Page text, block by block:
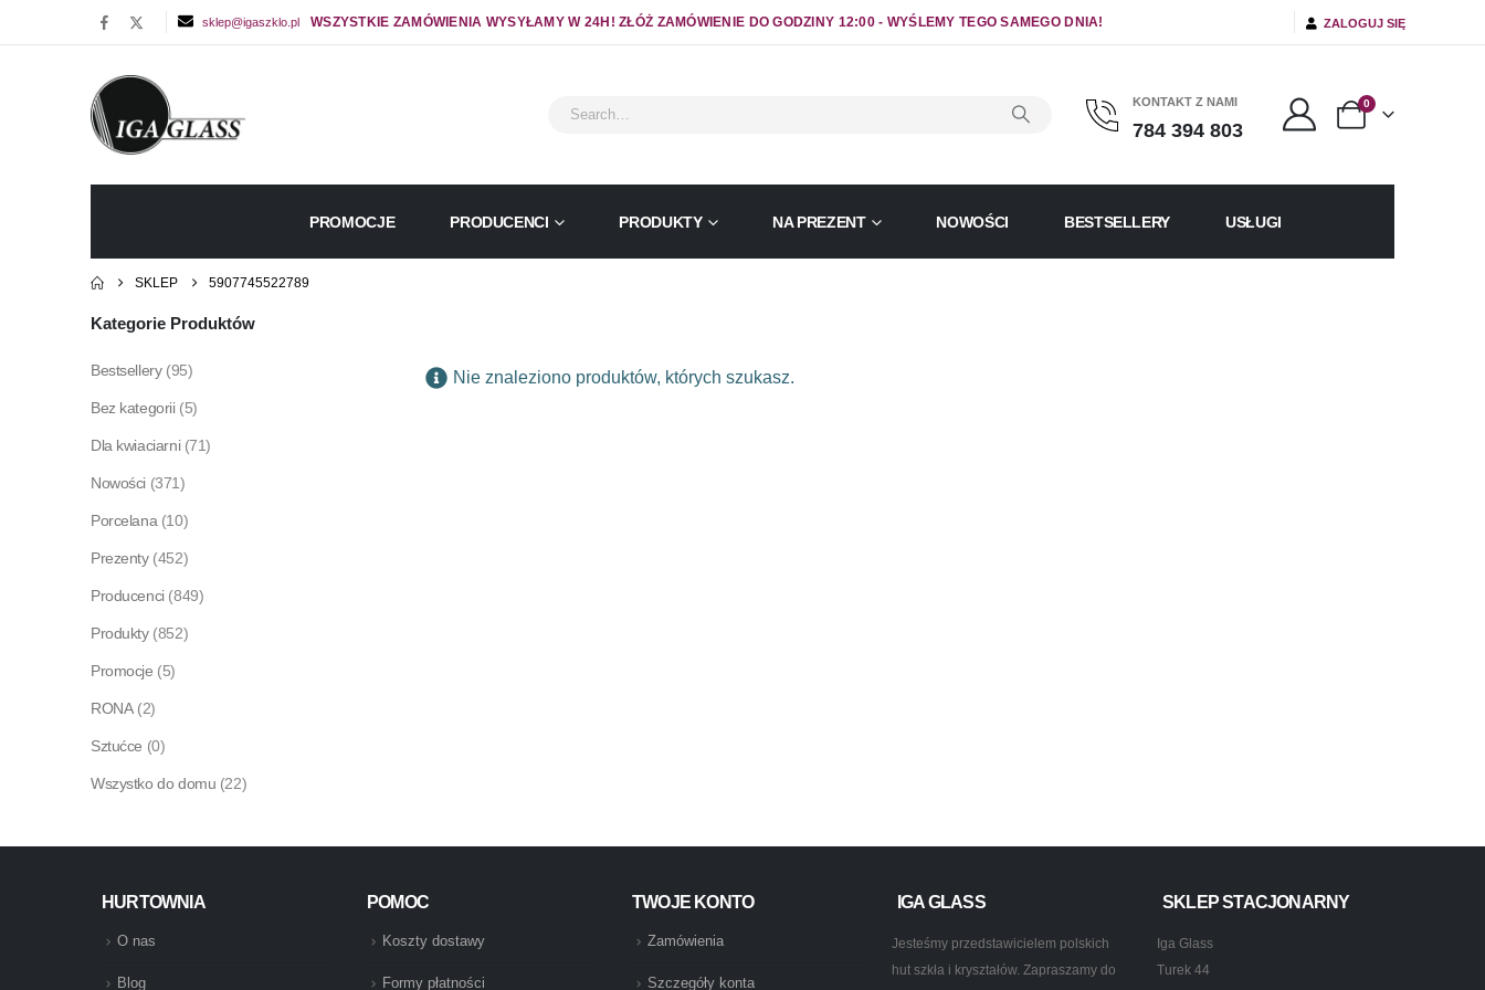
sklep@igaszklo.pl WSZYSTKIE ZAMÓWIENIA WYSYŁAMY W 24H! ZŁÓŻ ZAMÓWIENIE DO GODZINY 12:00 - WYŚLEMY TEGO SAMEGO DNIA! ZALOGUJ SIĘ
KONTAKT Z NAMI
784 394 803
0
PROMOCJE PRODUCENCI PRODUKTY NA PREZENT NOWOŚCI BESTSELLERY USŁUGI
SKLEP 5907745522789
Nie znaleziono produktów, których szukasz.
Kategorie Produktów
Bestsellery (95)
Bez kategorii (5)
Dla kwiaciarni (71)
Nowości (371)
Porcelana (10)
Prezenty (452)
Producenci (849)
Produkty (852)
Promocje (5)
RONA (2)
Sztućce (0)
Wszystko do domu (22)
HURTOWNIA
O nas
Blog
POMOC
Koszty dostawy
Formy płatności
TWOJE KONTO
Zamówienia
Szczegóły konta
IGA GLASS
Jesteśmy przedstawicielem polskich
hut szkła i kryształów. Zapraszamy do
SKLEP STACJONARNY
Iga Glass
Turek 44